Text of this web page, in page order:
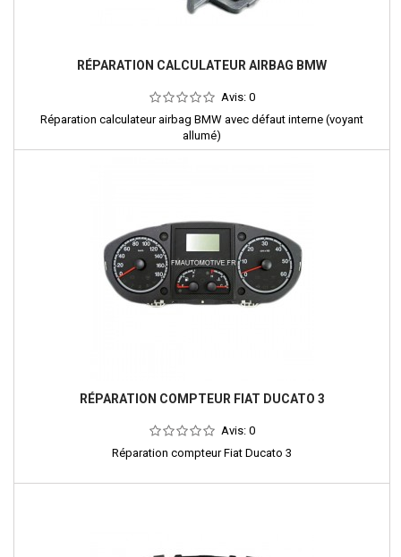
RÉPARATION CALCULATEUR AIRBAG BMW
Avis: 0
Réparation calculateur airbag BMW avec défaut interne (voyant
allumé)
RÉPARATION COMPTEUR FIAT DUCATO 3
Avis: 0
Réparation compteur Fiat Ducato 3